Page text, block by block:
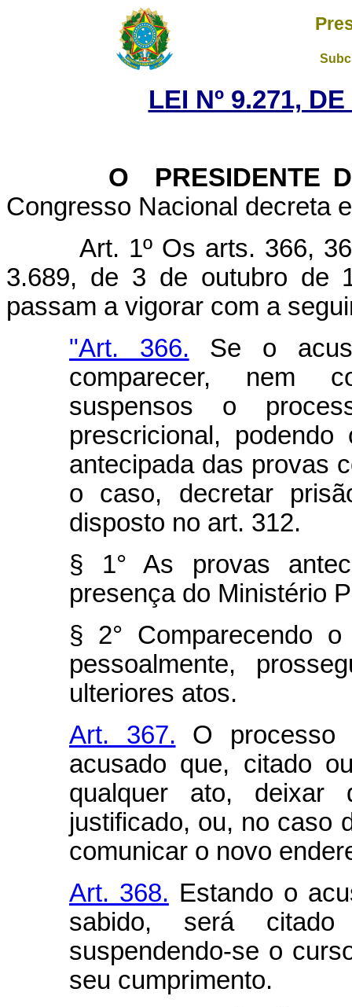
LEI Nº 9.271,
O PRESIDENTE DA
Congresso Nacional decreta
Art. 1º Os arts. 366,
3.689, de 3 de outubro de
passam a vigorar com a
"Art. 366. Se o
comparecer, nem
suspensos o
prescricional,
antecipada das provas
o caso, decretar
disposto no art. 312.
§ 1° As provas
presença do Ministério
§ 2° Comparecendo
pessoalmente,
ulteriores atos.
Art. 367. O processo
acusado que, citado
qualquer ato, deixar
justificado, ou, no caso
comunicar o novo
Art. 368. Estando o
sabido, será citado
suspendendo-se o
seu cumprimento.